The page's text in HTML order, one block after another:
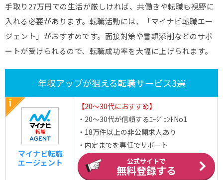
手取り27万円での生活が厳しければ、共働きや転職も視野に
入れる必要があります。転職活動には、「マイナビ転職エー
ジェント」がおすすめです。面接対策や書類添削などのサポ
ートが受けられるので、転職成功率を大幅に上げられます。
年収アップが狙える転職サービス3選
マイナビ転職
エージェント
【20～30代におすすめ】
・20～30代が信頼するｴｰｼﾞｪﾝﾄNo1
・18万件以上の非公開求人あり
・内定までを専任でサポート
公式サイトで
無料登録する